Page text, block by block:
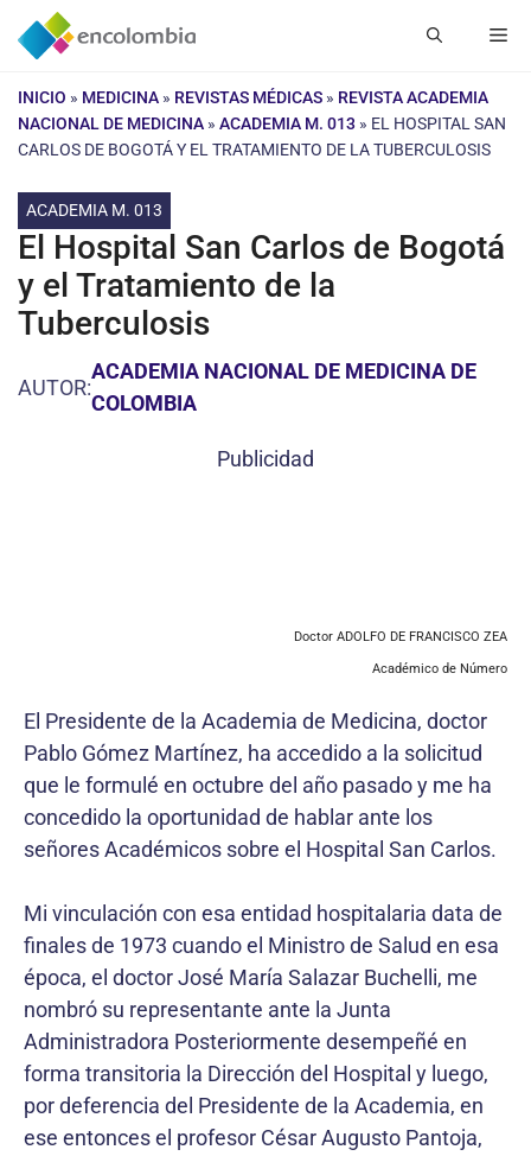
Saltar
INICIO » MEDICINA » REVISTAS MÉDICAS » REVISTA ACADEMIA
NACIONAL DE MEDICINA » ACADEMIA M. 013 » EL HOSPITAL SAN
CARLOS DE BOGOTÁ Y EL TRATAMIENTO DE LA TUBERCULOSIS
ACADEMIA M. 013
El Hospital San Carlos de Bogotá
y el Tratamiento de la
Tuberculosis
AUTOR:
ACADEMIA NACIONAL DE MEDICINA DE
COLOMBIA
Publicidad
Doctor ADOLFO DE FRANCISCO ZEA
Académico de Número
El Presidente de la Academia de Medicina, doctor
Pablo Gómez Martínez, ha accedido a la solicitud
que le formulé en octubre del año pasado y me ha
concedido la oportunidad de hablar ante los
señores Académicos sobre el Hospital San Carlos.
Mi vinculación con esa entidad hospitalaria data de
finales de 1973 cuando el Ministro de Salud en esa
época, el doctor José María Salazar Buchelli, me
nombró su representante ante la Junta
Administradora Posteriormente desempeñé en
forma transitoria la Dirección del Hospital y luego,
por deferencia del Presidente de la Academia, en
ese entonces el profesor César Augusto Pantoja,